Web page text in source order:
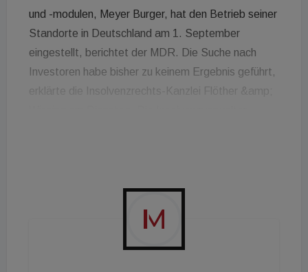
und -modulen, Meyer Burger, hat den Betrieb seiner
Standorte in Deutschland am 1. September
eingestellt, berichtet der MDR. Die Suche nach
Investoren habe bisher zu keinem Ergebnis geführt,
erklärte die Insolvenzrechts-Kanzlei Flöther &amp;
in Europa n einer höchst schwierigen Lage befindet.